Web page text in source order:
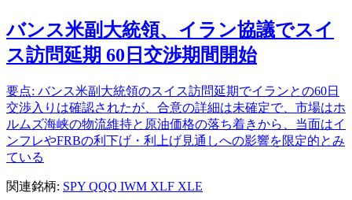
バンス米副大統領、イラン協議でスイ
ス訪問延期 60日交渉期間開始
要点: バンス米副大統領のスイス訪問延期でイランとの60日
交渉入りは確認されたが、合意の詳細は未確定で、市場はホ
ルムズ海峡の物流維持と原油価格の落ち着きから、当面はイ
ンフレやFRBの利下げ・利上げ見通しへの影響を限定的とみ
ている
関連銘柄: SPY QQQ IWM XLF XLE